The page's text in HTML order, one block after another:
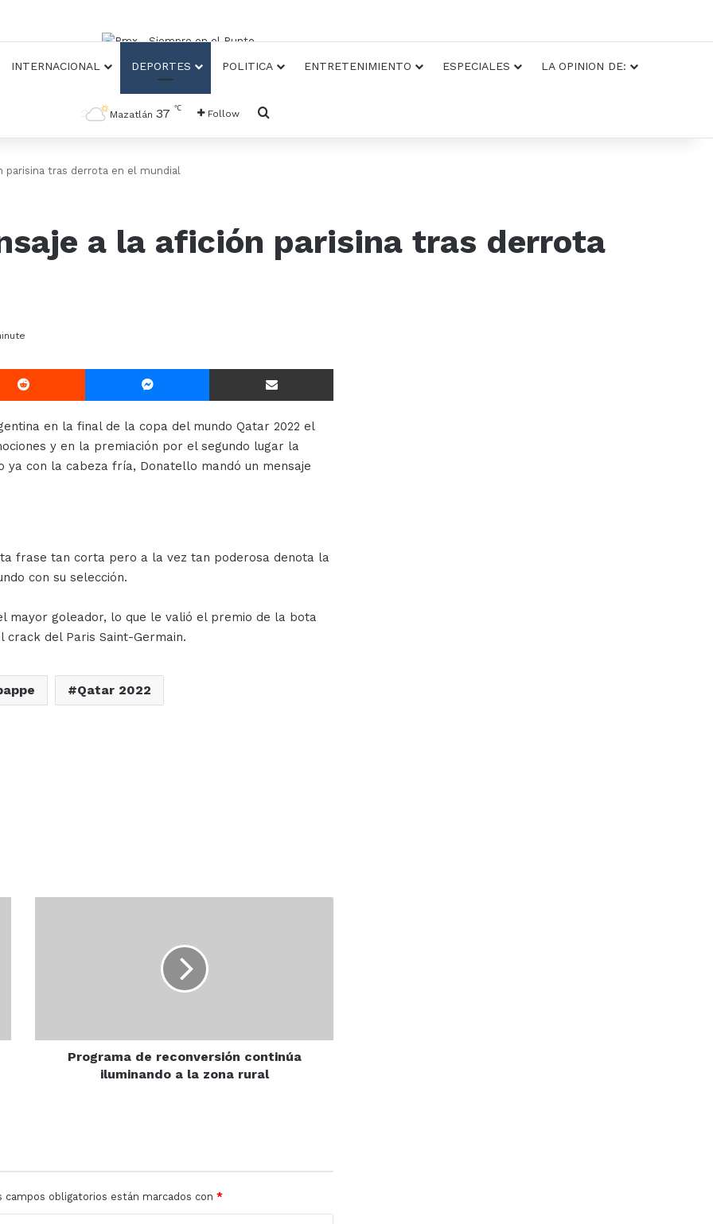
INTERNACIONAL DEPORTES POLITICA ENTRETENIMIENTO ESPECIALES LA OPINION DE:
Mazatlán 37 ℃ Follow Busqueda
parisina tras derrota en el mundial
a la afición parisina tras derrota
Reddit Messenger Compartir Via E-mail
en la final de la copa del mundo Qatar 2022 el
y en la premiación por el segundo lugar la
con la cabeza fría, Donatello mandó un mensaje
frase tan corta pero a la vez tan poderosa denota la
con su selección.
mayor goleador, lo que le valió el premio de la bota
del Paris Saint-Germain.
Qatar 2022
rural
Programa de reconversión continúa
iluminando a la zona rural
campos obligatorios están marcados con *